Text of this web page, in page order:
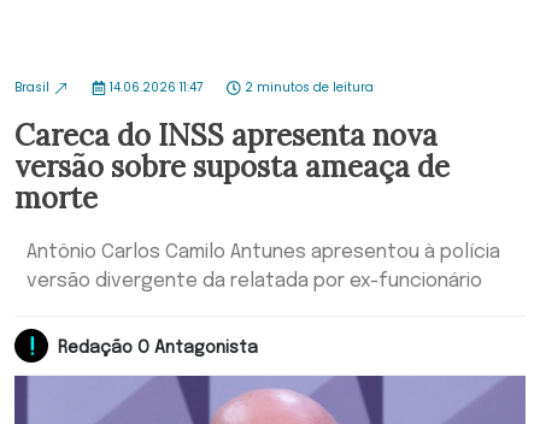
Brasil 14.06.2026 11:47 2 minutos de leitura
Careca do INSS apresenta nova
versão sobre suposta ameaça de
morte
Antônio Carlos Camilo Antunes apresentou à polícia
versão divergente da relatada por ex-funcionário
Redação O Antagonista